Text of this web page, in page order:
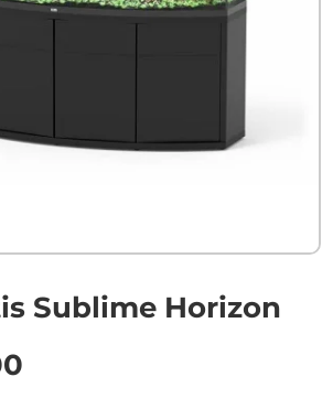
Sublime Horizon